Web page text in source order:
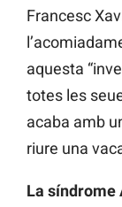
Francesc
aquesta
totes les
acaba amb
riure una
La síndrome